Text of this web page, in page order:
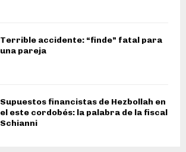
Terrible accidente: “finde” fatal para
una pareja
Supuestos financistas de Hezbollah en
el este cordobés: la palabra de la fiscal
Schianni